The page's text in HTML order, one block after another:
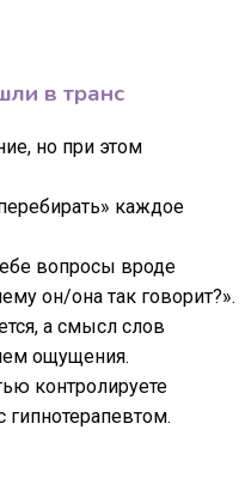
в транс
но при этом
каждое
вопросы вроде
он/она так говорит?».
а смысл слов
ощущения.
контролируете
гипнотерапевтом.